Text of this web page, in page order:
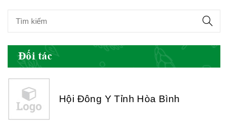
Đối tác
Hội Đông Y Tỉnh Yên Bái
Hội Đông Y Tỉnh Hòa Bình